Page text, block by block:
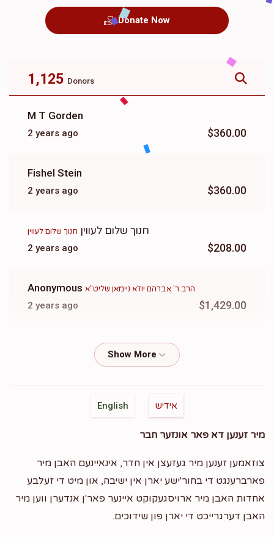
Donate Now
1,125 Donors
M T Gorden
2 years ago $360.00
Fishel Stein
2 years ago $360.00
חנוך שלום לעווין חנוך שלום לעווין
2 years ago $208.00
Anonymous הרב ר' אברהם יודא ניימאן שליט"א
2 years ago $1,429.00
Phone DonationYisroel Zilber
Phone DonationElimilech Zieg
Yeshaya Beckמנחם מענדל סאפיר
2 years ago
$1,000.00
ראטעווען דורות
English אידיש
מיר זענען דא פאר אונזער חבר
צוזאמען זענען מיר געזעצן אין חדר, אינאיינעם האבן מיר
פארברענגט די בחור'ישע יארן אין ישיבה, און מיט די זעלבע
אחדות האבן מיר ארויסגעקוקט איינער פאר'ן אנדערן ווען מיר
האבן דערגרייכט די יארן פון שידוכים.